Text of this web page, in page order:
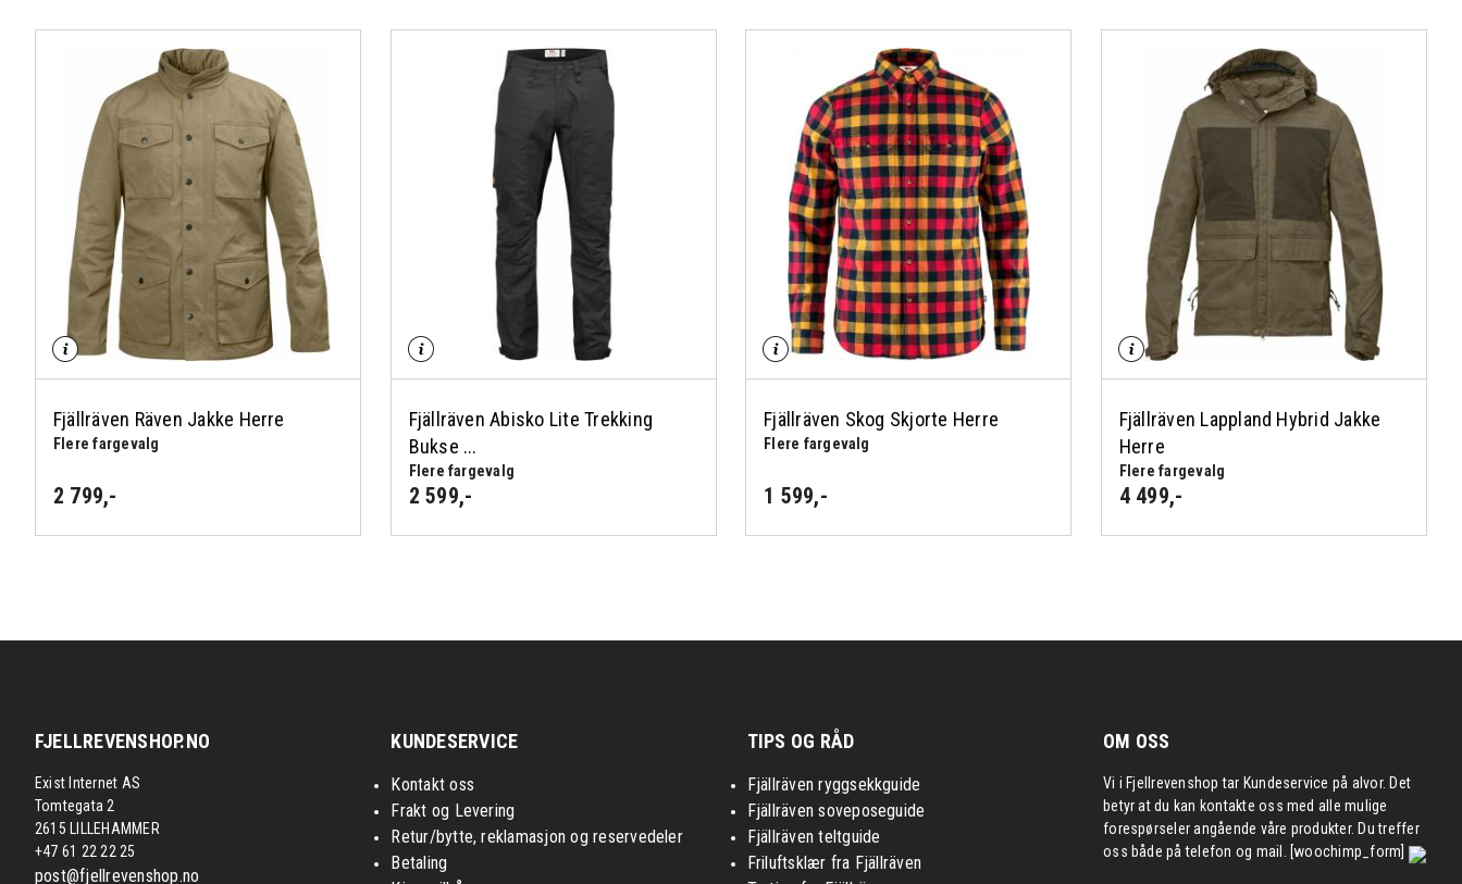
Fjällräven Räven Jakke Herre
Flere fargevalg
2 799,-
Fjällräven Abisko Lite Trekking
Bukse ...
Flere fargevalg
2 599,-
Fjällräven Skog Skjorte Herre
Flere fargevalg
1 599,-
Fjällräven Lappland Hybrid Jakke
Herre
Flere fargevalg
4 499,-
FJELLREVENSHOP.NO
Exist Internet AS
Tomtegata 2
2615 LILLEHAMMER
+47 61 22 22 25
post@fjellrevenshop.no
KUNDESERVICE
Kontakt oss
Frakt og Levering
Retur/bytte, reklamasjon og reservedeler
Betaling
TIPS OG RÅD
Fjällräven ryggsekkguide
Fjällräven soveposeguide
Fjällräven teltguide
Friluftsklær fra Fjällräven
OM OSS
Vi i Fjellrevenshop tar Kundeservice på alvor. Det
betyr at du kan kontakte oss med alle mulige
forespørseler angående våre produkter. Du treffer
oss både på telefon og mail. [woochimp_form]